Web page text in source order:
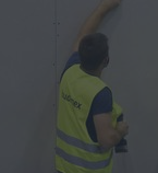
w każdym
w hali